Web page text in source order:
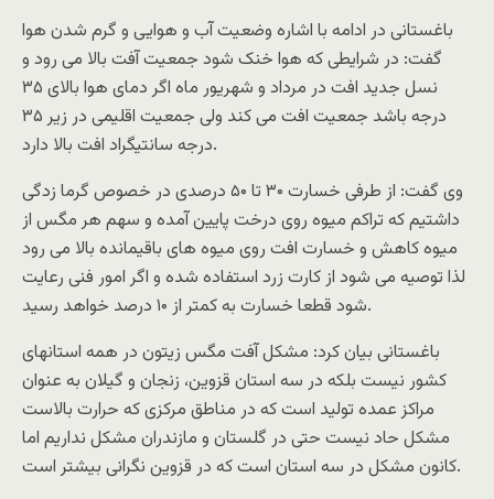
باغستانی در ادامه با اشاره وضعیت آب و هوایی و گرم شدن هوا
گفت: در شرایطی که هوا خنک شود جمعیت آفت بالا می رود و
نسل جدید افت در مرداد و شهریور ماه اگر دمای هوا بالای ۳۵
درجه باشد جمعیت افت می کند ولی جمعیت اقلیمی در زیر ۳۵
درجه سانتیگراد افت بالا دارد.
وی گفت: از طرفی خسارت ۳۰ تا ۵۰ درصدی در خصوص گرما زدگی
داشتیم که تراکم میوه روی درخت پایین آمده و سهم هر مگس از
میوه کاهش و خسارت افت روی میوه های باقیمانده بالا می رود
لذا توصیه می شود از کارت زرد استفاده شده و اگر امور فنی رعایت
شود قطعا خسارت به کمتر از ۱۰ درصد خواهد رسید.
باغستانی بیان کرد: مشکل آفت مگس زیتون در همه استانهای
کشور نیست بلکه در سه استان قزوین، زنجان و گیلان به عنوان
مراکز عمده تولید است که در مناطق مرکزی که حرارت بالاست
مشکل حاد نیست حتی در گلستان و مازندران مشکل نداریم اما
کانون مشکل در سه استان است که در قزوین نگرانی بیشتر است.